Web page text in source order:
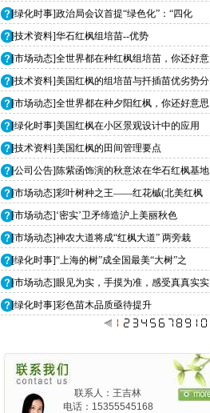
[绿化时事]政治局会议首提“绿色化”：“四化
[技术资料]华石红枫组培苗--优势
[市场动态]全世界都在种红枫组培苗，你还好意
[技术资料]美国红枫的组培苗与扦插苗优劣势分
[市场动态]全世界都在种夕阳红枫，你还好意思
[绿化时事]美国红枫在小区景观设计中的应用
[技术资料]美国红枫的田间管理要点
[公司公告]陈紫函饰演的秋意浓在华石红枫基地
[市场动态]彩叶树种之王——红花槭(北美红枫
[市场动态]‘密实’卫矛缔造沪上美丽秋色
[市场动态]神农大道将成“红枫大道” 两旁栽
[绿化时事]“上海的树”成全国最美“大树”之
[市场动态]眼见为实，手摸为准，感受真真实实
[绿化时事]彩色苗木品质亟待提升
联系人：王吉林
电话：15355545168